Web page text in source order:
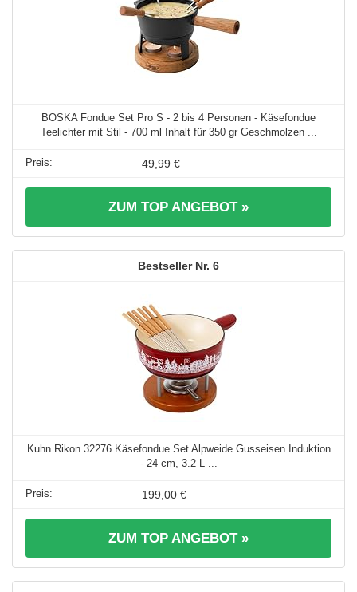
BOSKA Fondue Set Pro S - 2 bis 4 Personen - Käsefondue
Teelichter mit Stil - 700 ml Inhalt für 350 gr Geschmolzen ...
49,99 €
ZUM TOP ANGEBOT »
6
Kuhn Rikon 32276 Käsefondue Set Alpweide Gusseisen Induktion
- 24 cm, 3.2 L ...
199,00 €
ZUM TOP ANGEBOT »